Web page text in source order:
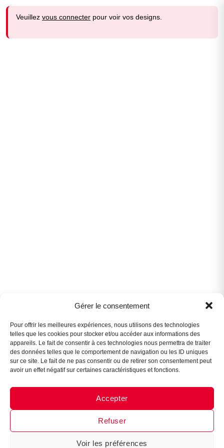
Gérer le consentement
Pour offrir les meilleures expériences, nous utilisons des technologies
telles que les cookies pour stocker et/ou accéder aux informations des
appareils. Le fait de consentir à ces technologies nous permettra de traiter
des données telles que le comportement de navigation ou les ID uniques
sur ce site. Le fait de ne pas consentir ou de retirer son consentement peut
avoir un effet négatif sur certaines caractéristiques et fonctions.
Accepter
Refuser
Voir les préférences
Assistant B.EASE
Messenger · Instagram
Veuillez vous connecter pour voir vos designs.